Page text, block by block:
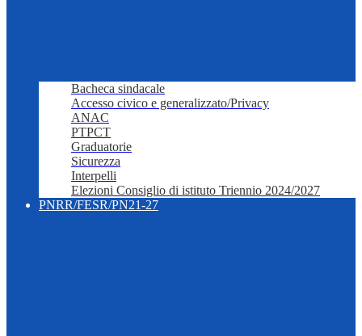
Bacheca sindacale
Accesso civico e generalizzato/Privacy
ANAC
PTPCT
Graduatorie
Sicurezza
Interpelli
Elezioni Consiglio di istituto Triennio 2024/2027
PNRR/FESR/PN21-27